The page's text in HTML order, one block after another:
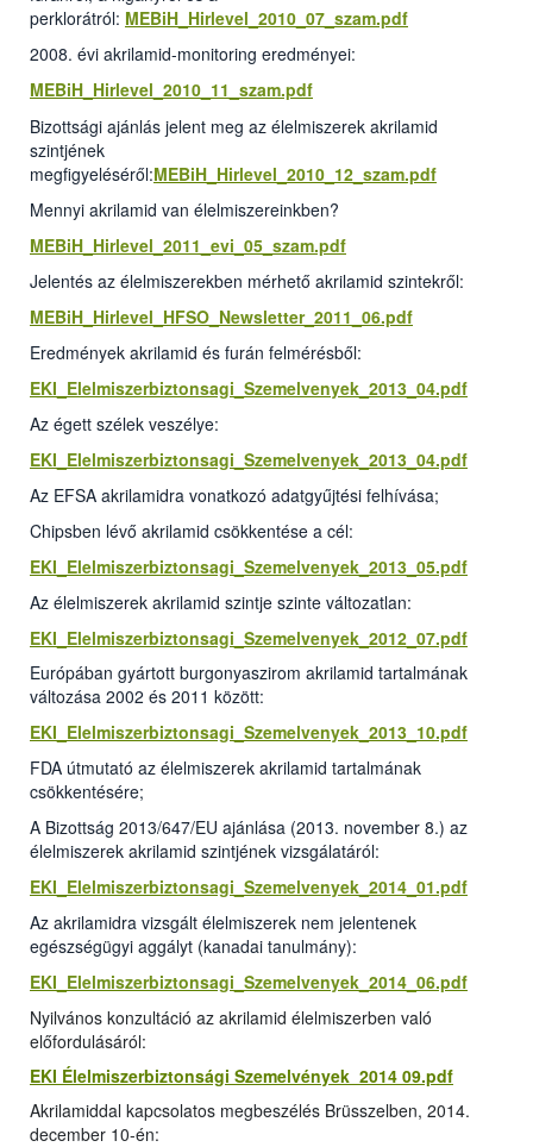
perklorátról: MEBiH_Hirlevel_2010_07_szam.pdf
2008. évi akrilamid-monitoring eredményei:
MEBiH_Hirlevel_2010_11_szam.pdf
Bizottsági ajánlás jelent meg az élelmiszerek akrilamid
szintjének
megfigyeléséről:MEBiH_Hirlevel_2010_12_szam.pdf
Mennyi akrilamid van élelmiszereinkben?
MEBiH_Hirlevel_2011_evi_05_szam.pdf
Jelentés az élelmiszerekben mérhető akrilamid szintekről:
MEBiH_Hirlevel_HFSO_Newsletter_2011_06.pdf
Eredmények akrilamid és furán felmérésből:
EKI_Elelmiszerbiztonsagi_Szemelvenyek_2013_04.pdf
Az égett szélek veszélye:
EKI_Elelmiszerbiztonsagi_Szemelvenyek_2013_04.pdf
Az EFSA akrilamidra vonatkozó adatgyűjtési felhívása;
Chipsben lévő akrilamid csökkentése a cél:
EKI_Elelmiszerbiztonsagi_Szemelvenyek_2013_05.pdf
Az élelmiszerek akrilamid szintje szinte változatlan:
EKI_Elelmiszerbiztonsagi_Szemelvenyek_2012_07.pdf
Európában gyártott burgonyaszirom akrilamid tartalmának
változása 2002 és 2011 között:
EKI_Elelmiszerbiztonsagi_Szemelvenyek_2013_10.pdf
FDA útmutató az élelmiszerek akrilamid tartalmának
csökkentésére;
A Bizottság 2013/647/EU ajánlása (2013. november 8.) az
élelmiszerek akrilamid szintjének vizsgálatáról:
EKI_Elelmiszerbiztonsagi_Szemelvenyek_2014_01.pdf
Az akrilamidra vizsgált élelmiszerek nem jelentenek
egészségügyi aggályt (kanadai tanulmány):
EKI_Elelmiszerbiztonsagi_Szemelvenyek_2014_06.pdf
Nyilvános konzultáció az akrilamid élelmiszerben való
előfordulásáról:
EKI Élelmiszerbiztonsági Szemelvények 2014 09.pdf
Akrilamiddal kapcsolatos megbeszélés Brüsszelben, 2014.
december 10-én: